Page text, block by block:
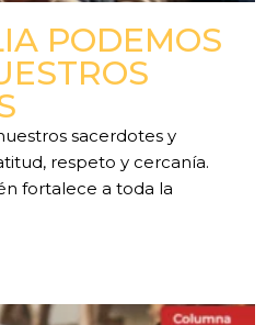
PODEMOS
sacerdotes y
respeto y cercanía.
fortalece a toda la